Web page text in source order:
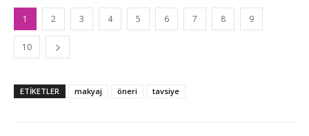
1 2 3 4 5 6 7 8 9
10
ETİKETLER makyaj öneri tavsiye